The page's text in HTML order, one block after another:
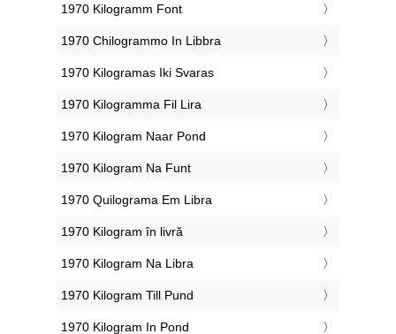
‎1970 Kilogramm Font
‎1970 Chilogrammo In Libbra
‎1970 Kilogramas Iki Svaras
‎1970 Kilogramma Fil Lira
‎1970 Kilogram Naar Pond
‎1970 Kilogram Na Funt
‎1970 Quilograma Em Libra
‎1970 Kilogram în livră
‎1970 Kilogram Na Libra
‎1970 Kilogram Till Pund
‎1970 Kilogram In Pond